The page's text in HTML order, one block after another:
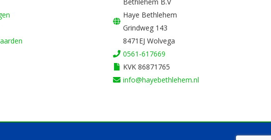
Haye Bethlehem
Grindweg 143
8471EJ Wolvega
0561-617669
KVK 86871765
info@hayebethlehem.nl